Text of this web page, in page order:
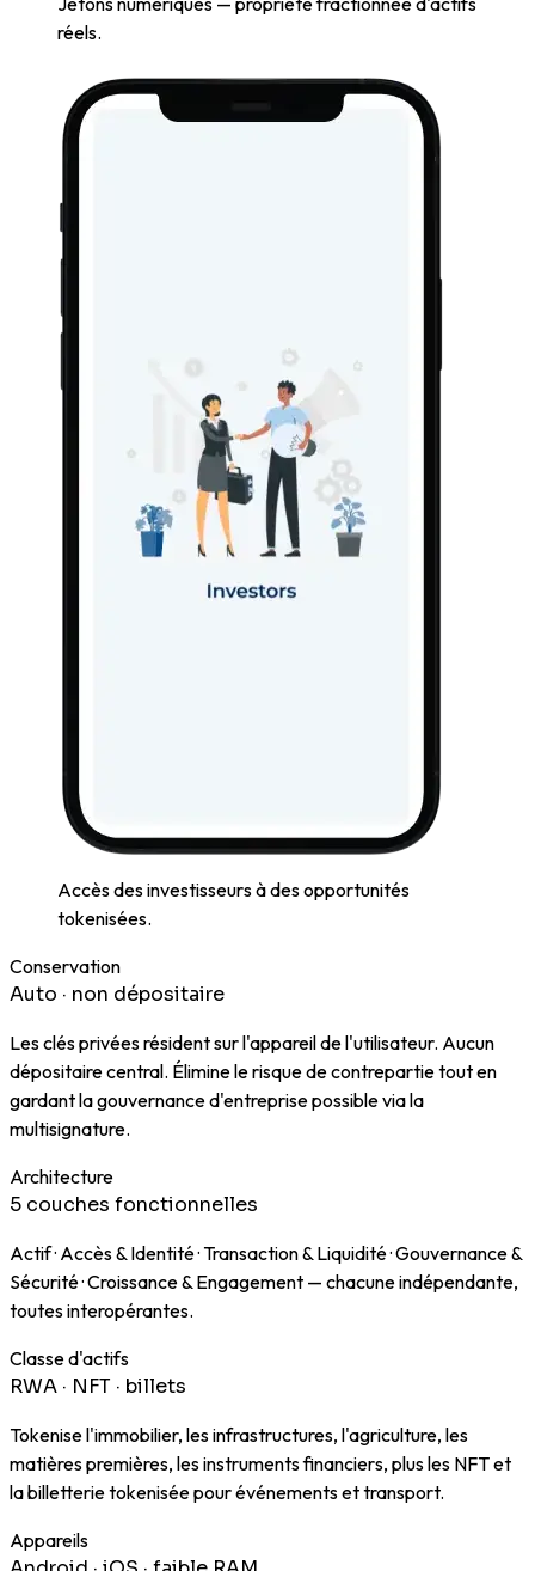
réels.
Accès des investisseurs à des opportunités
tokenisées.
Conservation
Auto · non dépositaire
Les clés privées résident sur l'appareil de l'utilisateur. Aucun
dépositaire central. Élimine le risque de contrepartie tout en
gardant la gouvernance d'entreprise possible via la
multisignature.
Architecture
5 couches fonctionnelles
Actif · Accès & Identité · Transaction & Liquidité · Gouvernance &
Sécurité · Croissance & Engagement — chacune indépendante,
toutes interopérantes.
Classe d'actifs
RWA · NFT · billets
Tokenise l'immobilier, les infrastructures, l'agriculture, les
matières premières, les instruments financiers, plus les NFT et
la billetterie tokenisée pour événements et transport.
Appareils